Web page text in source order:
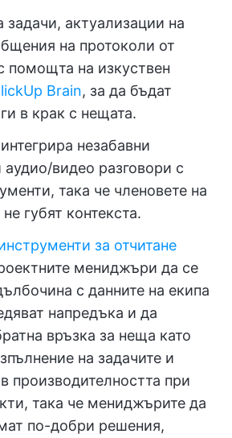
задачи, актуализации на
на протоколи от
помощта на изкуствен
Brain, за да бъдат
в крак с нещата.
интегрира незабавни
видео разговори с
така че членовете на
губят контекста.
за отчитане
мениджъри да се
с данните на екипа
напредъка и да
връзка за неща като
на задачите и
производителността при
така че мениджърите да
по-добри решения,